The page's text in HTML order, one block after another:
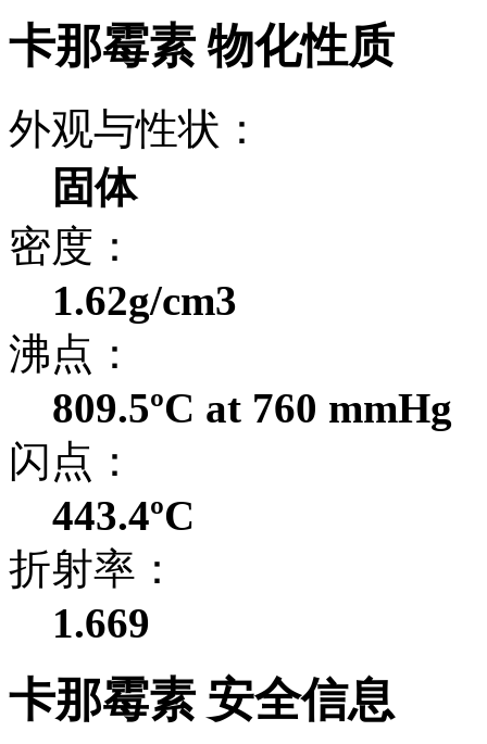
卡那霉素 物化性质
外观与性状：
固体
密度：
1.62g/cm3
沸点：
809.5ºC at 760 mmHg
闪点：
443.4ºC
折射率：
1.669
卡那霉素 安全信息